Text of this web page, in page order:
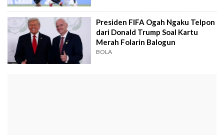
Presiden FIFA Ogah Ngaku Telpon
dari Donald Trump Soal Kartu
Merah Folarin Balogun
BOLA